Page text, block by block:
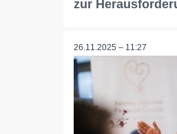
zur
26.11.2025 – 11:27